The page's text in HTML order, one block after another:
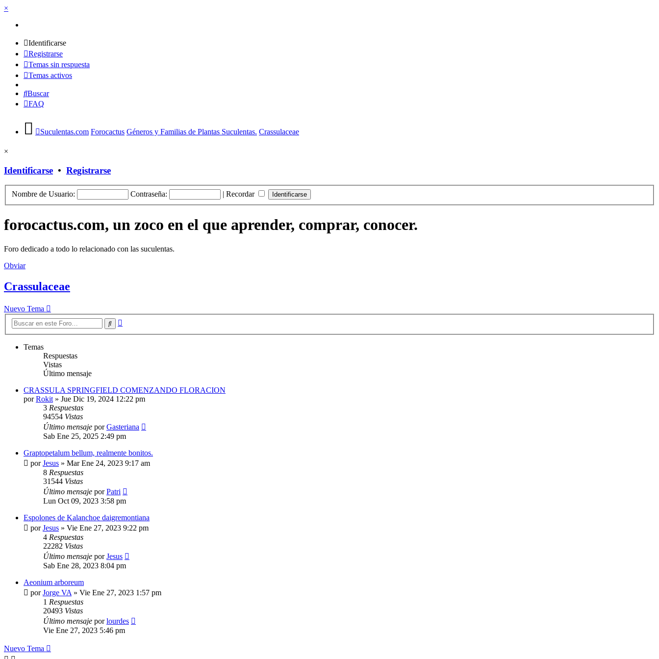
×
Identificarse
Registrarse
Temas sin respuesta
Temas activos
Buscar
FAQ
Suculentas.com Forocactus Géneros y Familias de Plantas Suculentas. Crassulaceae
×
Identificarse • Registrarse
Nombre de Usuario: Contraseña: | Recordar
forocactus.com, un zoco en el que aprender, comprar, conocer.
Foro dedicado a todo lo relacionado con las suculentas.
Obviar
Crassulaceae
Nuevo Tema
Buscar
Temas
Respuestas
Vistas
Último mensaje
CRASSULA SPRINGFIELD COMENZANDO FLORACION
porRokit » Jue Dic 19, 2024 12:22 pm
3 Respuestas
94554 Vistas
Último mensaje porGasteriana
Sab Ene 25, 2025 2:49 pm
Graptopetalum bellum, realmente bonitos.
porJesus » Mar Ene 24, 2023 9:17 am
8 Respuestas
31544 Vistas
Último mensaje porPatri
Lun Oct 09, 2023 3:58 pm
Espolones de Kalanchoe daigremontiana
porJesus » Vie Ene 27, 2023 9:22 pm
4 Respuestas
22282 Vistas
Último mensaje porJesus
Sab Ene 28, 2023 8:04 pm
Aeonium arboreum
porJorge VA » Vie Ene 27, 2023 1:57 pm
1 Respuestas
20493 Vistas
Último mensaje porlourdes
Vie Ene 27, 2023 5:46 pm
Nuevo Tema